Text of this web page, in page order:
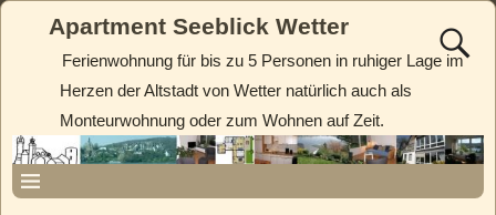
Apartment Seeblick Wetter
Ferienwohnung für bis zu 5 Personen in ruhiger Lage im
Herzen der Altstadt von Wetter natürlich auch als
Monteurwohnung oder zum Wohnen auf Zeit.